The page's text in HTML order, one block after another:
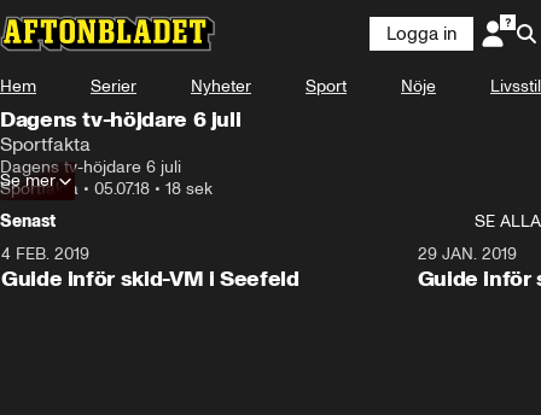
Logga in
Hem Serier Nyheter Sport Nöje Livsstil
Dagens tv-höjdare 6 juli
Sportfakta
Dagens tv-höjdare 6 juli
Sportfakta • 05.07.18 • 18 sek
Se mer
Senast
SE ALLA
4 FEB. 2019
Guide inför skid-VM i Seefeld
29 JAN. 2019
Guide inför